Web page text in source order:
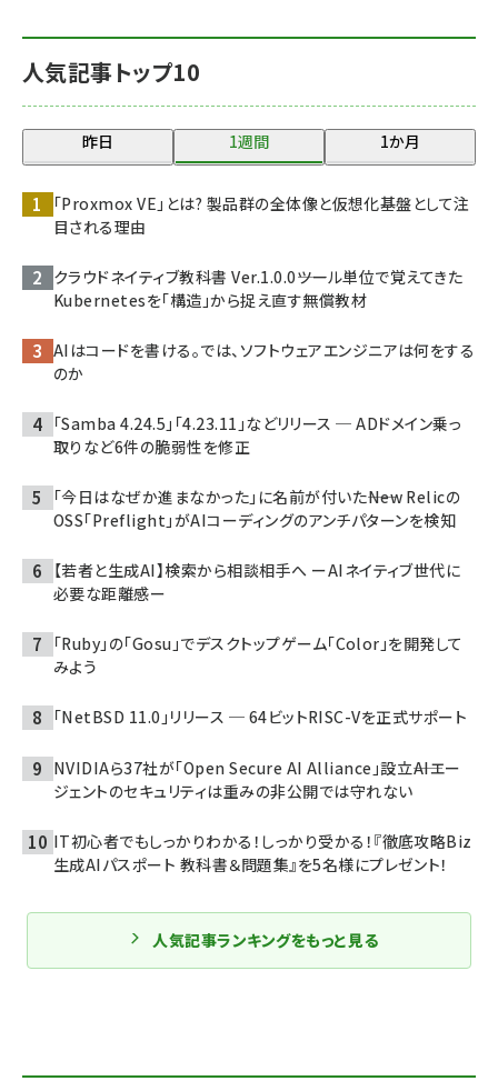
人気記事トップ10
昨日 1週間 1か月
「Proxmox VE」とは? 製品群の全体像と仮想化基盤として注
目される理由
クラウドネイティブ教科書 Ver.1.0.0――ツール単位で覚えてきた
Kubernetesを「構造」から捉え直す無償教材
AIはコードを書ける。では、ソフトウェアエンジニアは何をする
のか
「Samba 4.24.5」「4.23.11」などリリース ─ ADドメイン乗っ
取りなど6件の脆弱性を修正
「今日はなぜか進まなかった」に名前が付いた――New Relicの
OSS「Preflight」がAIコーディングのアンチパターンを検知
【若者と生成AI】検索から相談相手へ ーAIネイティブ世代に
必要な距離感ー
「Ruby」の「Gosu」でデスクトップゲーム「Color」を開発して
みよう
「NetBSD 11.0」リリース ─ 64ビットRISC-Vを正式サポート
NVIDIAら37社が「Open Secure AI Alliance」設立――AIエー
ジェントのセキュリティは重みの非公開では守れない
IT初心者でもしっかりわかる！しっかり受かる！『徹底攻略Biz
生成AIパスポート 教科書＆問題集』を5名様にプレゼント！
人気記事ランキングをもっと見る